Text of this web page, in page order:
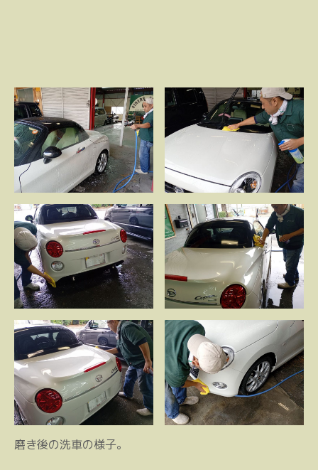
磨き後の洗車の様子。